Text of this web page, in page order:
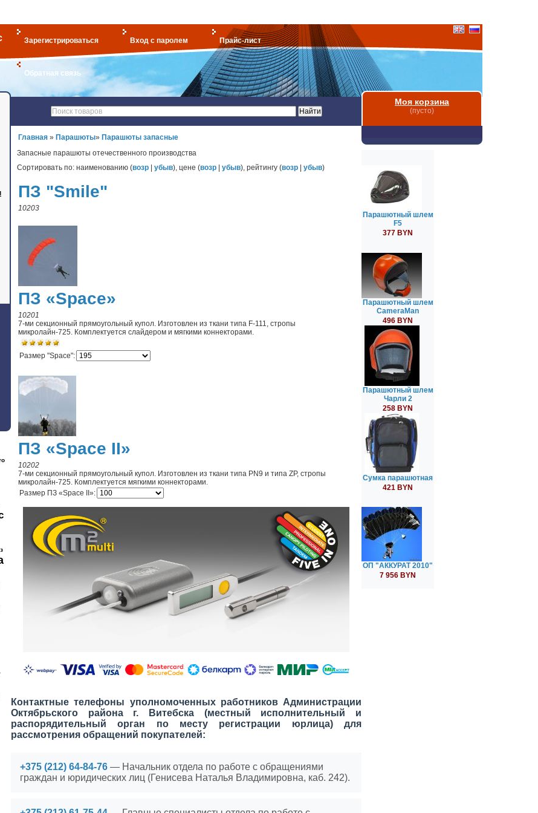
Зарегистрироваться Вход с паролем Прайс-лист
Обратная связь
Главная » Парашюты» Парашюты запасные
Запасные парашюты отечественного производства
Сортировать по: наименованию (возр убыв), цене (возр убыв), рейтингу (возр убыв)
ПЗ "Smile"
10203
ПЗ «Space»
10201
7-ми секционный прямоугольный купол. Изготовлен из ткани типа F-111, стропы
микролайн-725. Комплектуется слайдером и мягкими коннекторами.
Размер "Space":
ПЗ «Space II»
10202
7-ми секционный прямоугольный купол. Изготовлен из ткани типа PN9 и типа ZP, стропы
микролайн-725. Комплектуется мягкими коннекторами.
Размер ПЗ «Space II»:
Контактные телефоны уполномоченных работников Администрации
Октябрьского района г. Витебска (местный исполнительный и
распорядительный орган по месту регистрации юрлица) для
рассмотрения обращений покупателей:
+375 (212) 64-84-76 — Начальник отдела по работе с обращениями
граждан и юридических лиц (Генисева Наталья Владимировна, каб. 242).
Моя корзина
(пусто)
Парашютный шлем
F5
377 BYN
Парашютный шлем
CameraMan
496 BYN
Парашютный шлем
Чарли 2
258 BYN
Сумка парашютная
421 BYN
ОП "АККУРАТ 2010"
7 956 BYN